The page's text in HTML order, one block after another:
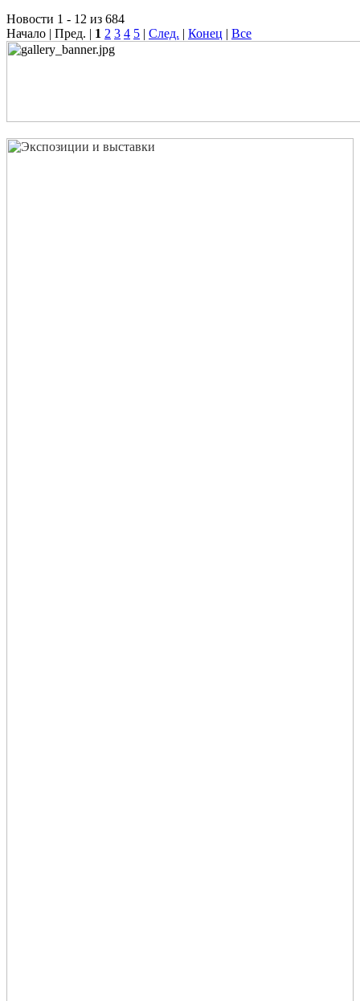
Новости 1 - 12 из 684
Начало | Пред. | 1 2 3 4 5 | След. | Конец | Все